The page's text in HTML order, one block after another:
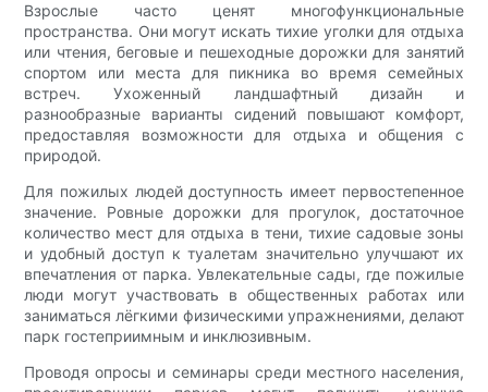
Взрослые часто ценят многофункциональные
пространства. Они могут искать тихие уголки для отдыха
или чтения, беговые и пешеходные дорожки для занятий
спортом или места для пикника во время семейных
встреч. Ухоженный ландшафтный дизайн и
разнообразные варианты сидений повышают комфорт,
предоставляя возможности для отдыха и общения с
природой.
Для пожилых людей доступность имеет первостепенное
значение. Ровные дорожки для прогулок, достаточное
количество мест для отдыха в тени, тихие садовые зоны
и удобный доступ к туалетам значительно улучшают их
впечатления от парка. Увлекательные сады, где пожилые
люди могут участвовать в общественных работах или
заниматься лёгкими физическими упражнениями, делают
парк гостеприимным и инклюзивным.
Проводя опросы и семинары среди местного населения,